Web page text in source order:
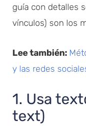
guía con detalles
vínculos) son los
Lee también:
y las redes
1. Usa
text)